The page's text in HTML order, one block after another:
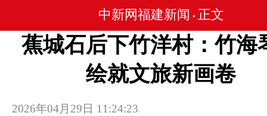
中新网福建新闻 • 正文
蕉城石后下竹洋村：竹海
绘就文旅新画卷
2026年04月29日 11:24:23